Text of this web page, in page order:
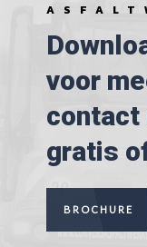
voor
contact
gratis
BROCHURE